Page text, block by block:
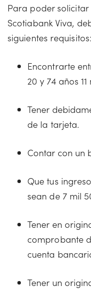
Para poder
Scotiabank Viva,
siguientes requisitos:
Encontrarte
20 y 74 años 11
Tener
de la tarjeta.
Contar con un
Que tus
sean de 7 mil
Tener en
comprobante
cuenta
Tener un